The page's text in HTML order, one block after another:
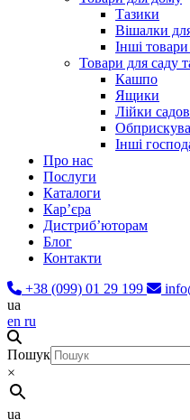
Тазики
Вішалки
Інші
Товари для саду
Кашпо
Ящики
Лійки
Інші
Про нас
Послуги
Каталоги
Карʼєра
Дистриб’юторам
Блог
Контакти
+38 (099) 01 29 199
ua
en ru
Пошук
×
ua